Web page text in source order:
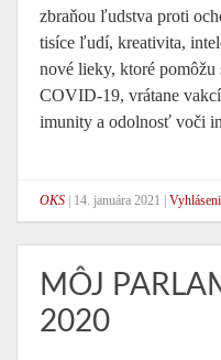
zbraňou ľudstva proti
tisíce ľudí, kreativita,
nové lieky, ktoré pomôžu
COVID-19, vrátane
imunity a odolnosť voči
OKS 14. januára 2021
MÔJ
2020